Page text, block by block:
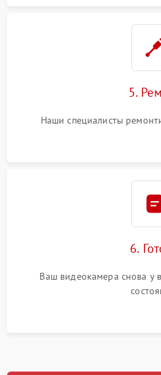
5.
Наши специалисты
6.
Ваш видеокамера снова у